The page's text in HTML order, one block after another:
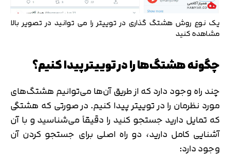
یک نوع روش هشتگ گذاری در توییتر را می توانید در تصویر بالا
مشاهده کنید
چگونه هشتگ‌ها را در توییتر پیدا کنیم؟
چند راه وجود دارد که از طریق آن‌ها می‌توانیم هشتگ‌های
مورد نظرمان را در توییتر پیدا کنیم. در صورتی که هشتگی
که تمایل دارید جستجو کنید را دقیقاً می‌شناسید و با آن
آشنایی کامل دارید، دو راه اصلی برای جستجو کردن آن
وجود دارد: